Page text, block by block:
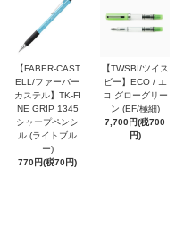
【FABER-CAST
ELL/ファーバー
カステル】TK-FI
NE GRIP 1345
シャープペンシ
ル (ライトブル
ー)
770円(税70円)
【TWSBI/ツイス
ビー】ECO / エ
コ グローグリー
ン (EF/極細)
7,700円(税700
円)